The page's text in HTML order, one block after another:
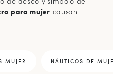
para mujer causan
MUJER NÁUTICOS DE